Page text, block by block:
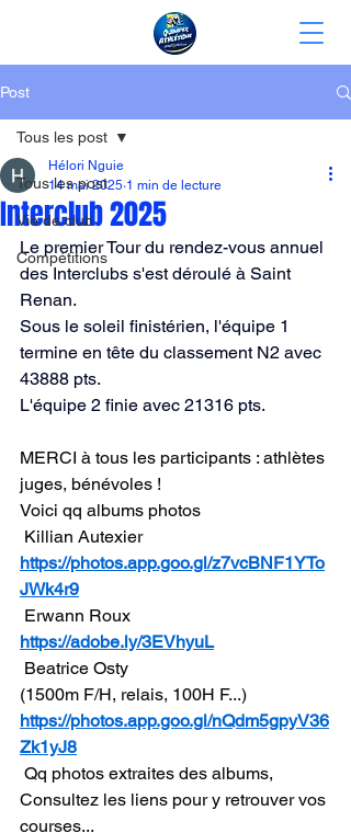
Post
Tous les post
Vie de club
Compétitions
Tous les post
Interclub 2025
Hélori Nguie
14 mai 2025 1 min de lecture
Le premier Tour du rendez-vous annuel
des Interclubs s'est déroulé à Saint
Renan.
Sous le soleil finistérien, l'équipe 1
termine en tête du classement N2 avec
43888 pts.
L'équipe 2 finie avec 21316 pts.
MERCI à tous les participants : athlètes
juges, bénévoles !
Voici qq albums photos
Killian Autexier
https://photos.app.goo.gl/z7vcBNF1YTo
JWk4r9
Erwann Roux
https://adobe.ly/3EVhyuL
Beatrice Osty
(1500m F/H, relais, 100H F...)
https://photos.app.goo.gl/nQdm5gpyV36
Zk1yJ8
Qq photos extraites des albums,
Consultez les liens pour y retrouver vos
courses...